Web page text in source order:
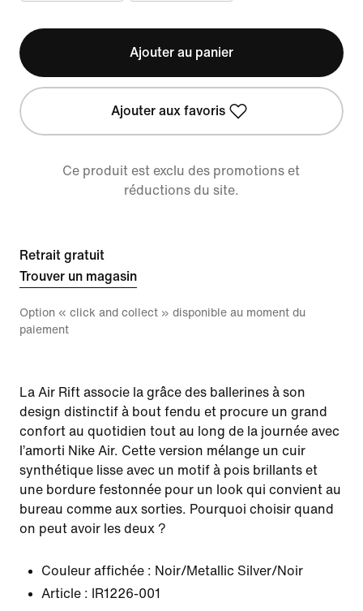
Ajouter au panier
Ajouter aux favoris
Ce produit est exclu des promotions et
réductions du site.
Retrait gratuit
Trouver un magasin
Option « click and collect » disponible au moment du
paiement
La Air Rift associe la grâce des ballerines à son
design distinctif à bout fendu et procure un grand
confort au quotidien tout au long de la journée avec
l’amorti Nike Air. Cette version mélange un cuir
synthétique lisse avec un motif à pois brillants et
une bordure festonnée pour un look qui convient au
bureau comme aux sorties. Pourquoi choisir quand
on peut avoir les deux ?
Couleur affichée : Noir/Metallic Silver/Noir
Article :
IR1226-001